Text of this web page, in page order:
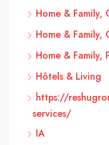
Home & Family,
Home & Family,
Home & Family,
Hôtels & Living
https://
services/
IA